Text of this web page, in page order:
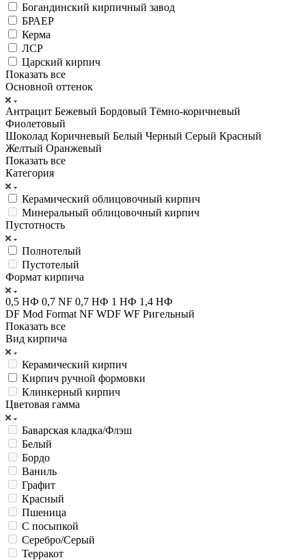
Богандинский кирпичный завод
БРАЕР
Керма
ЛСР
Царский кирпич
Показать все
Основной оттенок
Антрацит Бежевый Бордовый Тёмно-коричневый
Фиолетовый
Шоколад Коричневый Белый Черный Серый Красный
Желтый Оранжевый
Показать все
Категория
Керамический облицовочный кирпич
Минеральный облицовочный кирпич
Пустотность
Полнотелый
Пустотелый
Формат кирпича
0,5 НФ 0,7 NF 0,7 НФ 1 НФ 1,4 НФ
DF Mod Format NF WDF WF Ригельный
Показать все
Вид кирпича
Керамический кирпич
Кирпич ручной формовки
Клинкерный кирпич
Цветовая гамма
Баварская кладка/Флэш
Белый
Бордо
Ваниль
Графит
Красный
Пшеница
С посыпкой
Серебро/Серый
Терракот